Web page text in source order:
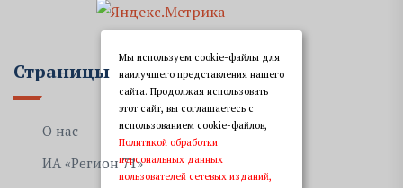
Страницы
О нас
ИА «Регион 71»
Мы используем cookie-файлы для
наилучшего представления нашего
сайта. Продолжая использовать
этот сайт, вы соглашаетесь с
использованием cookie-файлов,
Политикой обработки
персональных данных
пользователей сетевых изданий,